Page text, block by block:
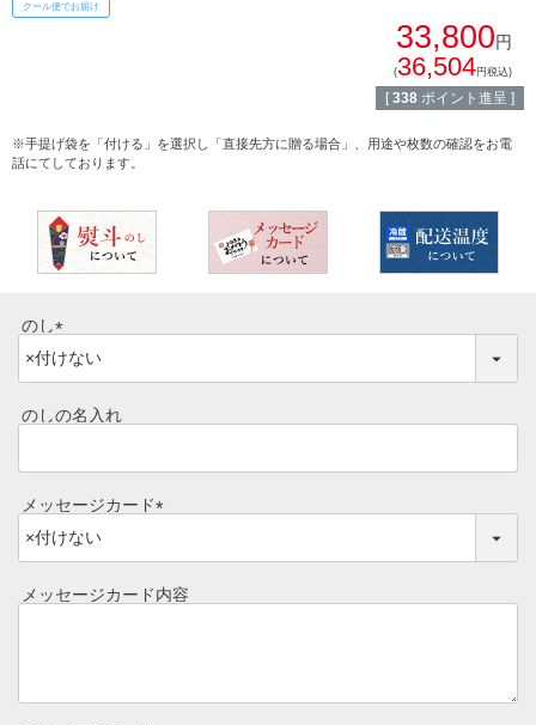
ショップ一覧
よくある質問
焼き方レシピ
レビュー一覧
ご予算から選ぶ
牛肉部位一覧
みそ漬け
シャルキュトリー
ギフトカテゴリー一覧
クール便でお届け
33,800円
(36,504円税込)
[ 338 ポイント進呈 ]
※手提げ袋を「付ける」を選択し「直接先方に贈る場合」、用途や枚数の確認をお電
話にてしております。
のし
(
必
須
のしの名入れ
メッセージカード
必
須
メッセージカード内容